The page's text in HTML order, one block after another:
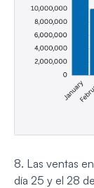
8. Las ventas
día 25 y el 28